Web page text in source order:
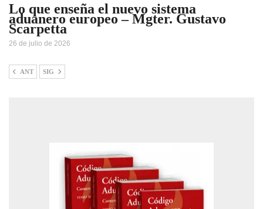
Lo que enseña el nuevo sistema
aduanero europeo – Mgter. Gustavo
Scarpetta
26 de julio de 2026
ANT SIG